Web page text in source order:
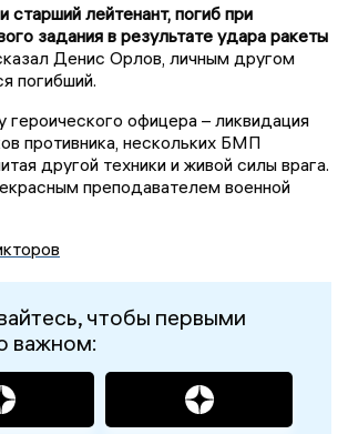
старший лейтенант, погиб при
задания в результате удара ракеты
Денис Орлов, личным другом
погибший.
героического офицера – ликвидация
противника, нескольких БМП
другой техники и живой силы врага.
преподавателем военной
чтобы первыми
важном: